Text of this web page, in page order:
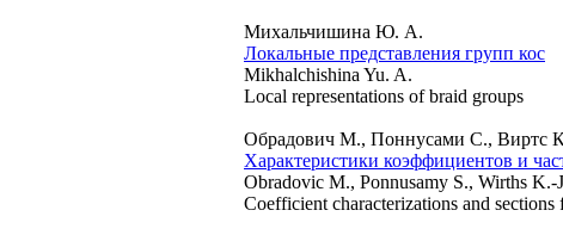
Михальчишина Ю. А.
Локальные представления групп кос
Mikhalchishina Yu. A.
Local representations of braid groups
Обрадович М., Поннусами С., Виртс
Характеристики коэффициентов и
Obradovic M., Ponnusamy S., Wirths K.-
Coefficient characterizations and